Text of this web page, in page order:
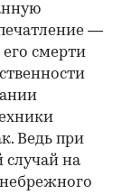
—
смерти
Ведь при
случай на